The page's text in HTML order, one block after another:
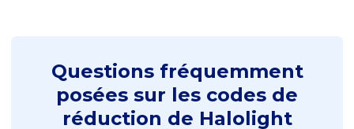
Questions fréquemment
posées sur les codes de
réduction de Halolight